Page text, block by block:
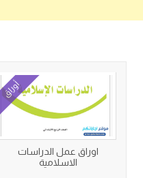
أوراق
اوراق عمل الدراسات
الاسلامية